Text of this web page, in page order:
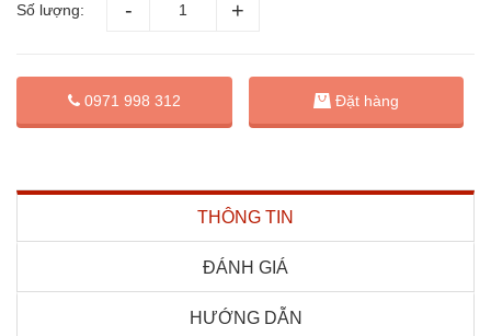
Số lượng:
0971 998 312 Đặt hàng
THÔNG TIN
ĐÁNH GIÁ
HƯỚNG DẪN